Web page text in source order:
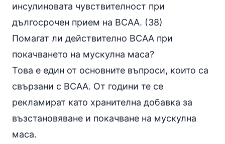
инсулиновата чувствителност при
дългосрочен прием на BCAA. (38)
Помагат ли действително BCAA при
покачването на мускулна маса?
Това е един от основните въпроси, които са
свързани с BCAA. От години те се
рекламират като хранителна добавка за
възстановяване и покачване на мускулна
маса.